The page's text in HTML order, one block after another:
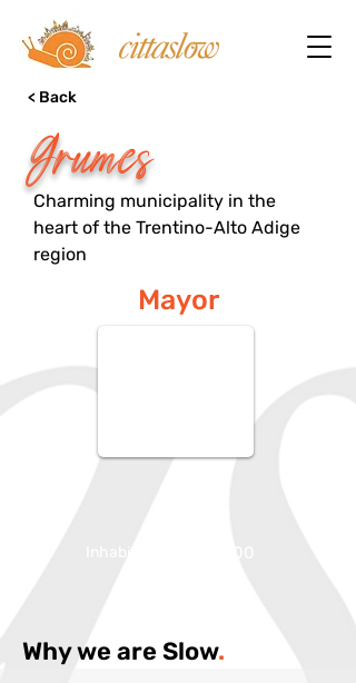
Grumes
< Back
Charming municipality in the
heart of the Trentino-Alto Adige
region
Mayor
Why we are Slow.